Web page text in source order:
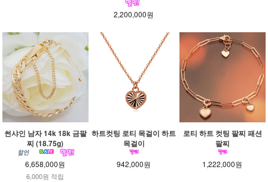
2,200,000원
썬샤인 남자 14k 18k 금팔
찌 (18.75g)
6,658,000원
6,000원 적립
하트컷팅 로티 목걸이 하트
목걸이
942,000원
로티 하트 컷팅 팔찌 패션
팔찌
1,222,000원